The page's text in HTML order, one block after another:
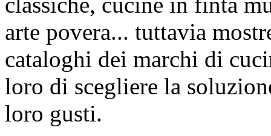
arte povera... tuttavia
cataloghi dei marchi di
loro di scegliere la
loro gusti.